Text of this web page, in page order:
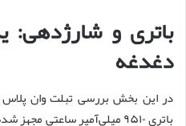
باتری و
دغدغه
در این بخش بررسی تبلت وان